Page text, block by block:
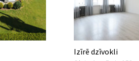
Izīrē dzīvokli